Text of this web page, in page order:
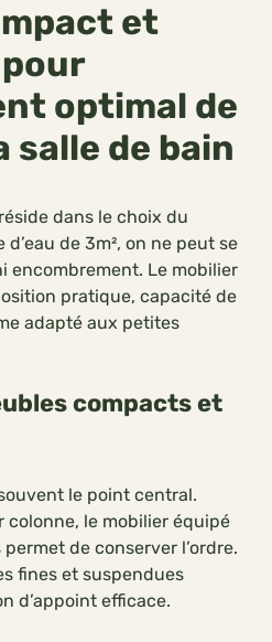
et
optimal de
salle de bain
dans le choix du
de 3m², on ne peut se
encombrement. Le mobilier
pratique, capacité de
adapté aux petites
compacts et
le point central.
colonne, le mobilier équipé
de conserver l’ordre.
fines et suspendues
d’appoint efficace.